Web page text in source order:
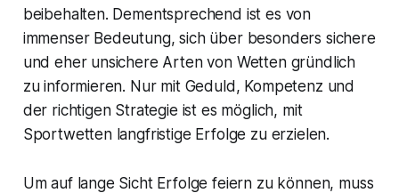
beibehalten. Dementsprechend ist es von
immenser Bedeutung, sich über besonders sichere
und eher unsichere Arten von Wetten gründlich
zu informieren. Nur mit Geduld, Kompetenz und
der richtigen Strategie ist es möglich, mit
Sportwetten langfristige Erfolge zu erzielen.
Um auf lange Sicht Erfolge feiern zu können, muss